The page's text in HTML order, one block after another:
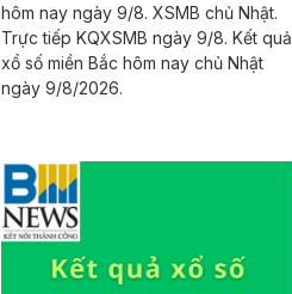
hôm nay ngày 9/8. XSMB chủ Nhật.
Trực tiếp KQXSMB ngày 9/8. Kết quả
xổ số miền Bắc hôm nay chủ Nhật
ngày 9/8/2026.